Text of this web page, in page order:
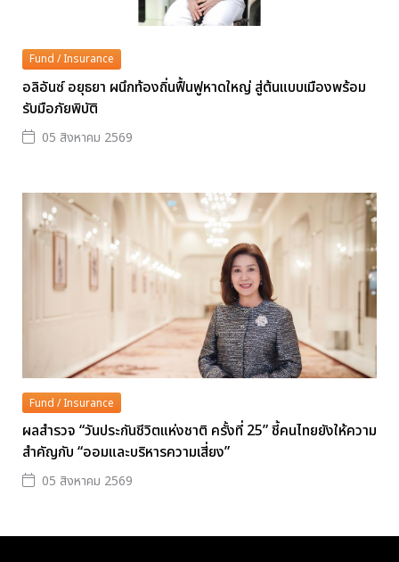
Fund / Insurance
อลิอันซ์ อยุธยา ผนึกท้องถิ่นฟื้นฟูหาดใหญ่ สู่ต้นแบบเมืองพร้อม
รับมือภัยพิบัติ
05 สิงหาคม 2569
Fund / Insurance
ผลสำรวจ “วันประกันชีวิตแห่งชาติ ครั้งที่ 25” ชี้คนไทยยังให้ความ
สำคัญกับ “ออมและบริหารความเสี่ยง”
05 สิงหาคม 2569